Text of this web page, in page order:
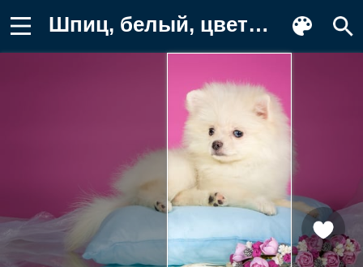
Шпиц, белый, цветы, подушка, венок Обои